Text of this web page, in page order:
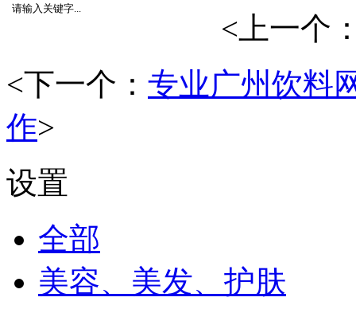
<上一个
<下一个： 专业广州饮料
作>
设置
全部
美容、美发、护肤